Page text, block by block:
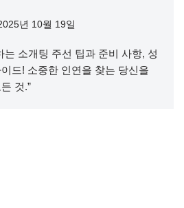
년 10월 19일
는 소개팅 주선 팁과 준비 사항, 성
드! 소중한 인연을 찾는 당신을
것.”